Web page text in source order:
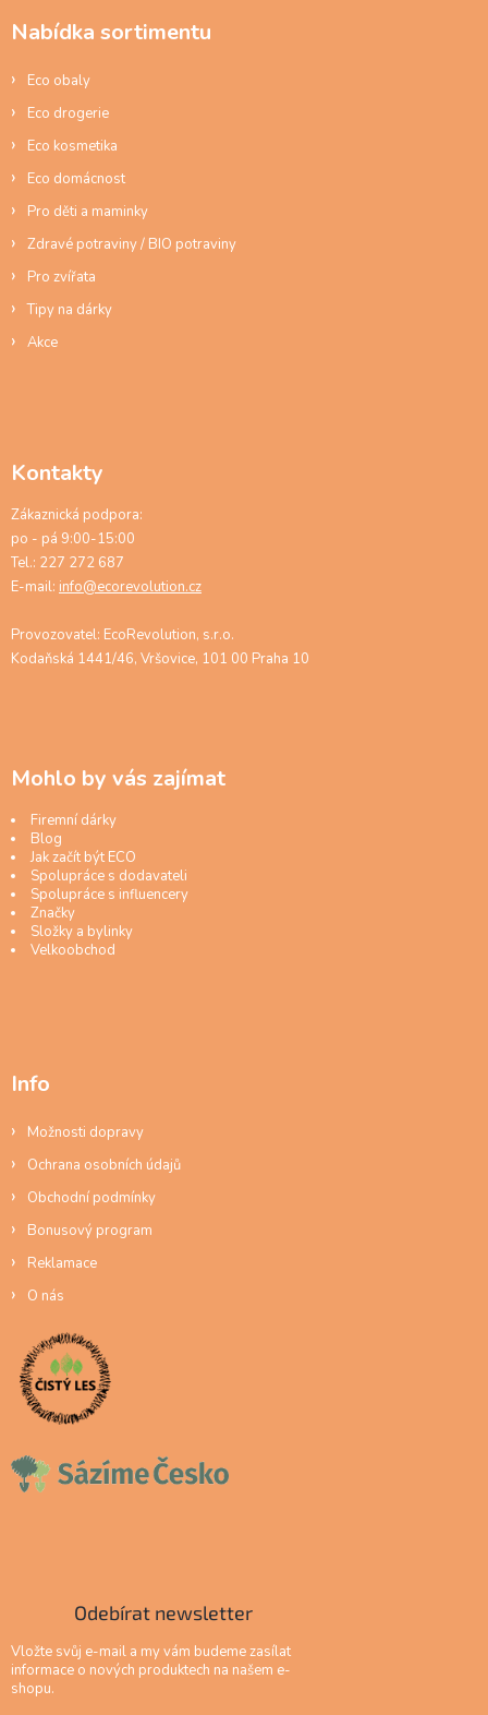
Nabídka sortimentu
Eco obaly
Eco drogerie
Eco kosmetika
Eco domácnost
Pro děti a maminky
Zdravé potraviny / BIO potraviny
Pro zvířata
Tipy na dárky
Akce
Kontakty
Zákaznická podpora:
po - pá 9:00-15:00
Tel.: 227 272 687
E-mail: info@ecorevolution.cz
Provozovatel: EcoRevolution, s.r.o.
Kodaňská 1441/46, Vršovice, 101 00 Praha 10
Mohlo by vás zajímat
Firemní dárky
Blog
Jak začít být ECO
Spolupráce s dodavateli
Spolupráce s influencery
Značky
Složky a bylinky
Velkoobchod
Info
Možnosti dopravy
Ochrana osobních údajů
Obchodní podmínky
Bonusový program
Reklamace
O nás
Odebírat newsletter
Vložte svůj e-mail a my vám budeme zasílat
informace o nových produktech na našem e-
shopu.